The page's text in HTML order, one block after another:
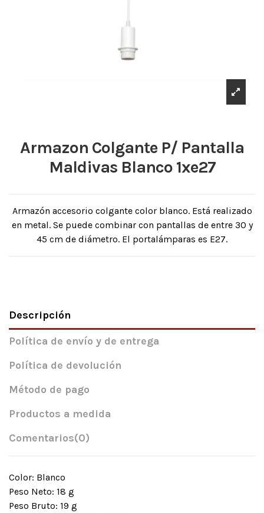
Armazon Colgante P/ Pantalla
Maldivas Blanco 1xe27
Armazón accesorio colgante color blanco. Está realizado
en metal. Se puede combinar con pantallas de entre 30 y
45 cm de diámetro. El portalámparas es E27.
Descripción
Política de envío y de entrega
Política de devolución
Método de pago
Productos a medida
Comentarios(0)
Color: Blanco
Peso Neto: 18 g
Peso Bruto: 19 g